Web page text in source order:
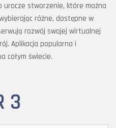
urocze stworzenie, które można
różne, dostępne w
rozwój swojej wirtualnej
Aplikacja popularna i
całym świecie.
3